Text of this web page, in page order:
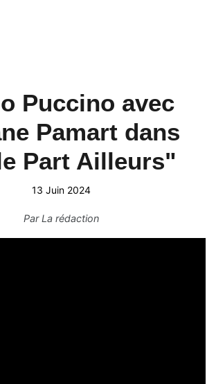
Puccino avec
Pamart dans
Part Ailleurs"
13 Juin 2024
ParLa rédaction